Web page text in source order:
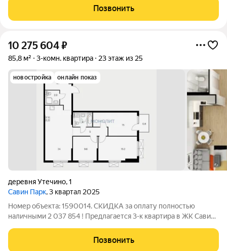
Квартира на 6 этаже с уникальной фишкой этаж отделён
металлической решёткой.
Позвонить
10 275 604₽
85,8 м² 3-комн. квартира 23 этаж из 25
новостройка онлайн показ
деревня Утечино,1
Савин Парк, 3 квартал 2025
Номер объекта: 1590014. СКИДКА за оплату полностью
наличными 2 037 854 ! Предлагается 3-к квapтиpа в ЖК Савин
на 23 этaже 25 этaжногo домa ! Квартира с готовой отделкой
white box и балконом !
Позвонить